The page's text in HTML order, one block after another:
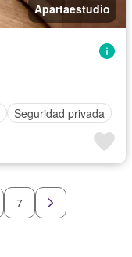
Apartaestudio
Seguridad privada
7